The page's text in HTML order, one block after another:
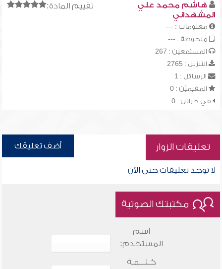
تقييم المادة:
هاشم محمد علي
المشهداني
معلومات : ---
ملحوظة : ---
المستمعين : 267
التنزيل : 2765
الرسائل : 1
المقيميّن : 0
في خزائن : 0
تعليقات الزوار أضف تعليقك
لا توجد تعليقات حتى الآن
مكتبتك الصوتية
اسم
المستخدم:
كـلـــمـة